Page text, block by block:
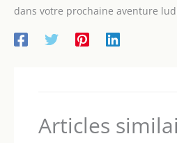
dans votre prochaine aventure
Articles